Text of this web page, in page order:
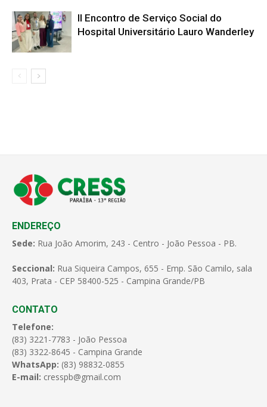
II Encontro de Serviço Social do
Hospital Universitário Lauro Wanderley
ENDEREÇO
Sede: Rua João Amorim, 243 - Centro - João Pessoa - PB.
Seccional: Rua Siqueira Campos, 655 - Emp. São Camilo, sala
403, Prata - CEP 58400-525 - Campina Grande/PB
CONTATO
Telefone:
(83) 3221-7783 - João Pessoa
(83) 3322-8645 - Campina Grande
WhatsApp: (83) 98832-0855
E-mail: cresspb@gmail.com